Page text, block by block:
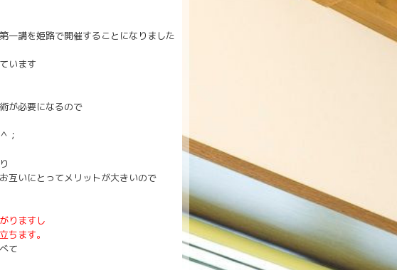
一講を姫路で開催することになりました
います
が必要になるので
；
互いにとってメリットが大きいので
りますし
ちます。
て